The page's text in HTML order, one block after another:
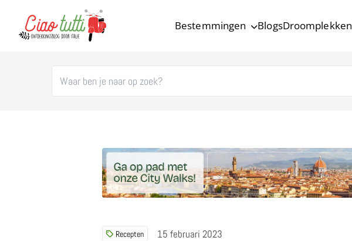
Bestemmingen BlogsDroomplekken
Recepten 15 februari 2023